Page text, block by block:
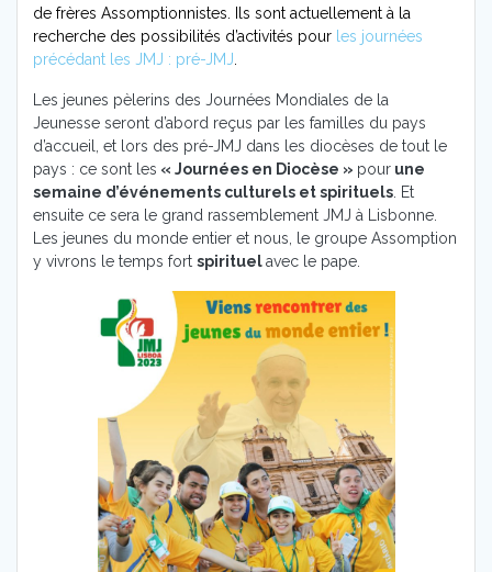
de frères Assomptionnistes. Ils sont actuellement à la
recherche des possibilités d’activités pour les journées
précédant les JMJ : pré-JMJ
Les jeunes pèlerins des Journées Mondiales de la
Jeunesse seront d’abord reçus par les familles du pays
d’accueil, et lors des pré-JMJ dans les diocèses de tout le
pays : ce sont les « Journées en Diocèse » pour une
semaine d’événements culturels et spirituels . Et
ensuite ce sera le grand rassemblement JMJ à Lisbonne.
Les jeunes du monde entier et nous, le groupe Assomption
y vivrons le temps fort spirituelavec le pape.